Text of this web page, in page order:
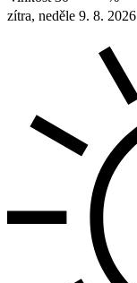
zítra, neděle 9. 8. 2026